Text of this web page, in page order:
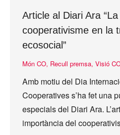
Article al Diari Ara
cooperativisme en la
ecosocial”
Món CO, Recull premsa, Visió
Amb motiu del Dia
Cooperatives s’ha fet una
especials del Diari Ara.
importància del